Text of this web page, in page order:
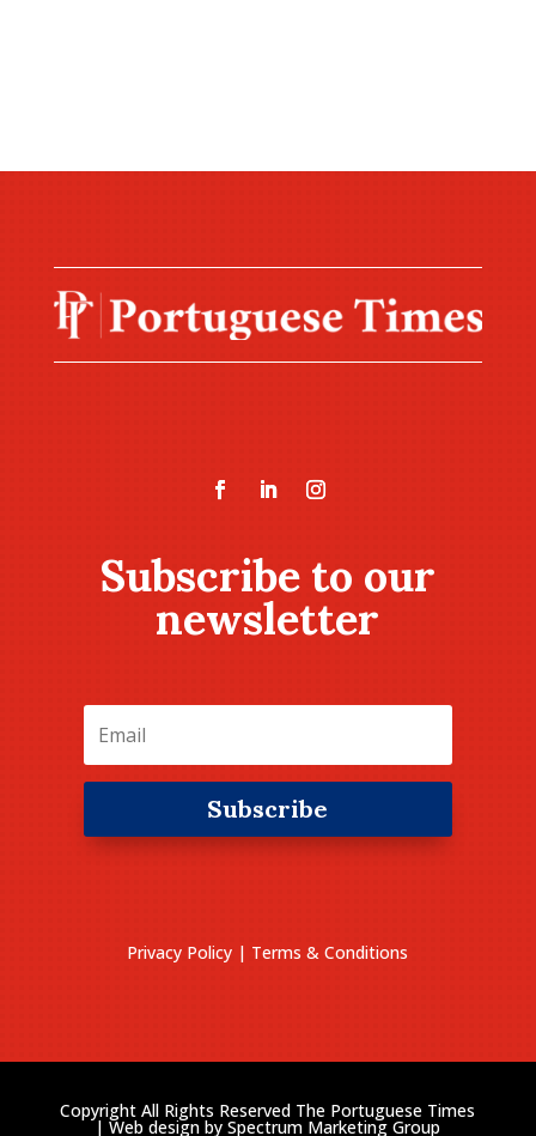
Subscribe to our
newsletter
Subscribe
Privacy Policy | Terms & Conditions
Copyright All Rights Reserved The Portuguese Times
| Web design bySpectrum Marketing Group